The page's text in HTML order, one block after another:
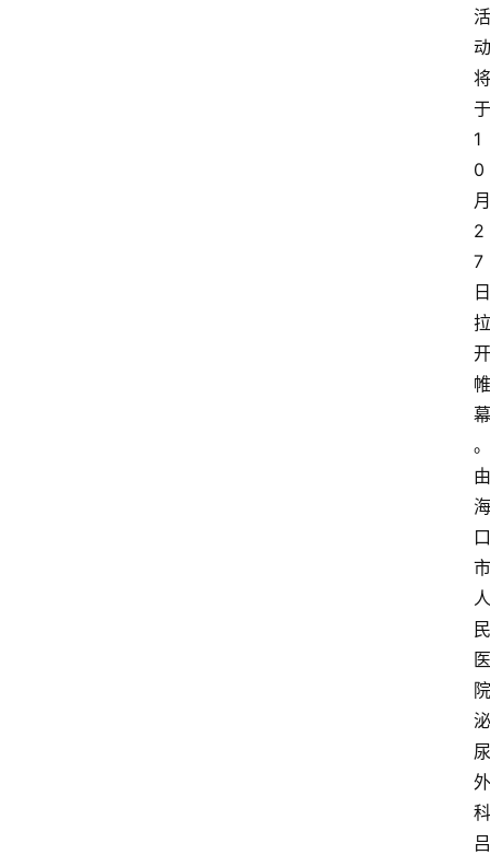
活
动
将
于
1
0
月
2
7
日
拉
开
帷
幕
。
由
海
口
市
人
民
医
院
泌
尿
外
科
吕